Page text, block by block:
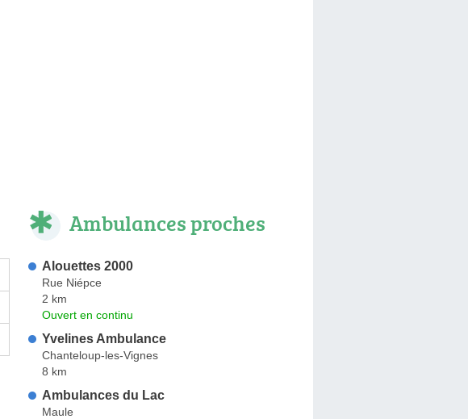
Ambulances proches
Alouettes 2000
Rue Niépce
2 km
Ouvert en continu
Yvelines Ambulance
Chanteloup-les-Vignes
8 km
Ambulances du Lac
Maule